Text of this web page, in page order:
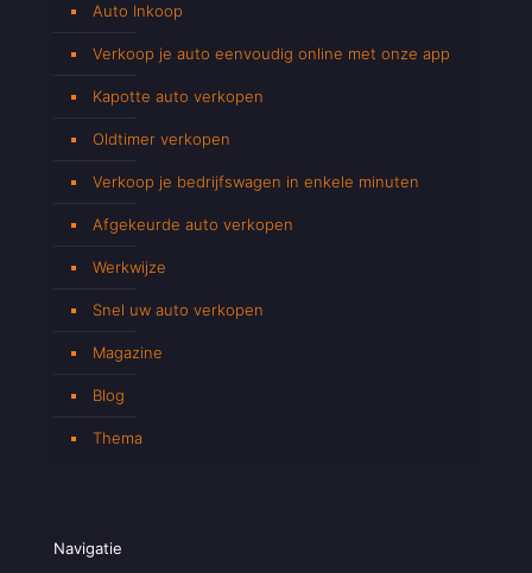
Auto Inkoop
Verkoop je auto eenvoudig online met onze app
Kapotte auto verkopen
Oldtimer verkopen
Verkoop je bedrijfswagen in enkele minuten
Afgekeurde auto verkopen
Werkwijze
Snel uw auto verkopen
Magazine
Blog
Thema
Navigatie